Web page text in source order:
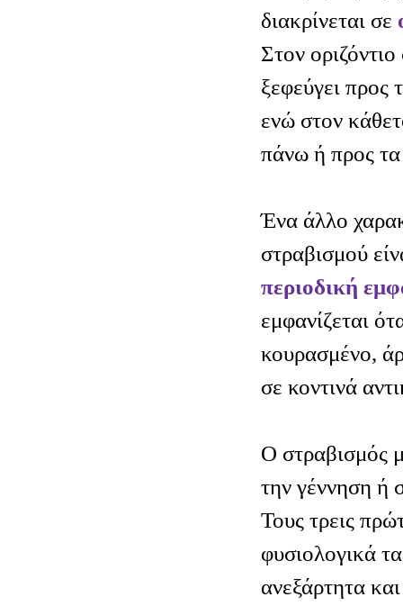
διακρίνεται σε
Στον
ξεφεύγει προς
ενώ στον
πάνω ή προς
Ένα άλλο
στραβισμού
περιοδική
εμφανίζεται
κουρασμένο,
σε κοντινά
Ο στραβισμός
την γέννηση ή
Τους τρεις
φυσιολογικά
ανεξάρτητα